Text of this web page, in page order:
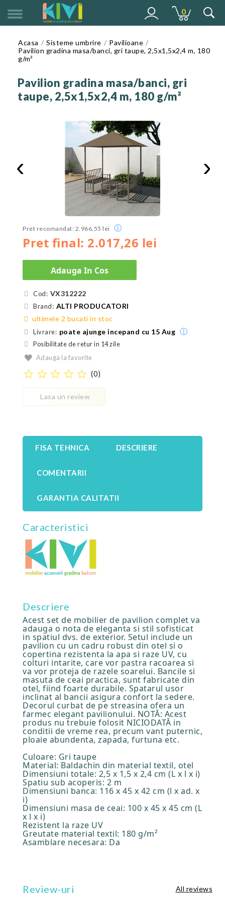
0
Acasa Sisteme umbrire
Pavilioane
Pavilion gradina masa/banci, gri taupe, 2,5x1,5x2,4 m, 180
g/m²
Pavilion gradina masa/banci, gri
taupe, 2,5x1,5x2,4 m, 180 g/m²
‹ ›
Pret final: 2.017,26 lei
Pret recomandat: 2.966,55 lei ⓘ
Adauga In Cos
Cod: VX312222
Brand: ALTI PRODUCATORI
ultimele 2 bucati in stoc
Livrare: poate ajunge incepand cu 15 Aug ⓘ
Posibilitate de retur in 14 zile
Adauga la favorite
star_border star_border star_border star_border star_border (0)
Lasa un review
FISA TEHNICA DESCRIERE
COMENTARII
GARANTIA CALITATII
Caracteristici
Descriere
Acest set de mobilier de pavilion complet va
adauga o nota de eleganta si stil sofisticat
in spatiul dvs. de exterior. Setul include un
pavilion cu un cadru robust din otel si o
copertina rezistenta la apa si raze UV, cu
colturi intarite, care vor pastra racoarea si
va vor proteja de razele soarelui. Bancile si
masuta de ceai practica, sunt fabricate din
otel, fiind foarte durabile. Spatarul usor
inclinat al bancii asigura confort la sedere.
Decorul curbat de pe streasina ofera un
farmec elegant pavilionului. NOTĂ: Acest
produs nu trebuie folosit NICIODATĂ in
conditii de vreme rea, precum vant puternic,
ploaie abundenta, zapada, furtuna etc.
Culoare: Gri taupe
Material: Baldachin din material textil, otel
Dimensiuni totale: 2,5 x 1,5 x 2,4 cm (L x l x i)
Spatiu sub acoperis: 2 m
Dimensiuni banca: 116 x 45 x 42 cm (l x ad. x
i)
Dimensiuni masa de ceai: 100 x 45 x 45 cm (L
x l x i)
Rezistent la raze UV
Greutate material textil: 180 g/m²
Asamblare necesara: Da
Review-uri All reviews